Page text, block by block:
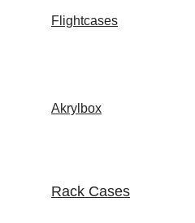
Flightcases
Akrylbox
Rack Cases